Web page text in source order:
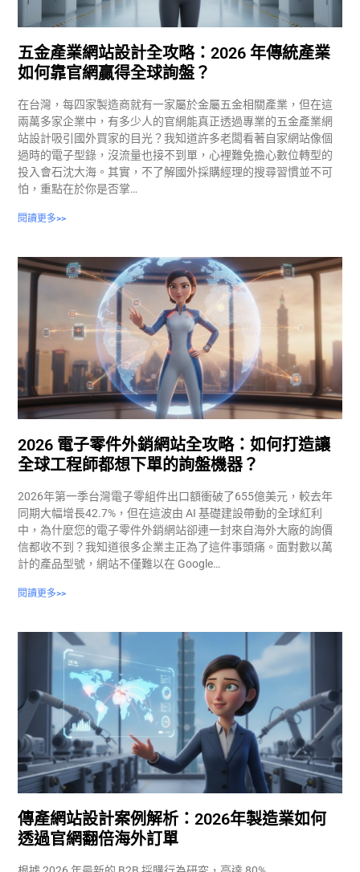
五金產業網站設計全攻略：2026 年傳統產業
如何靠官網贏得全球詢盤？
在台灣，每四家製造商就有一家屬於金屬五金相關產業，但在這
兩萬多家企業中，有多少人的官網能真正透過專業的五金產業網
站設計吸引國外買家的目光？我知道許多老闆看著自家網站像個
過時的電子型錄，沒流量也接不到單，心裡難免擔心數位轉型的
投入會石沈大海。其實，不了解國外採購經理的搜尋習慣並不可
怕，重點在於你是否掌…
閱讀更多>>
2026 電子零件外銷網站全攻略：如何打造讓
全球工程師都想下單的詢盤機器？
2026年第一季台灣電子零組件出口額衝破了655億美元，較去年
同期大幅增長42.7%，但在這波由 AI 基礎建設帶動的全球紅利
中，為什麼您的電子零件外銷網站卻連一封來自海外大廠的詢價
信都收不到？我知道很多企業主正為了這件事頭痛。面對數以萬
計的產品型號，網站不僅難以在 Google…
閱讀更多>>
傳產網站設計案例解析：2026年製造業如何
透過官網翻倍海外訂單